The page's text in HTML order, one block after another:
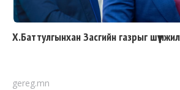
Х.Баттулгынхан Засгийн газрыг
gereg.mn